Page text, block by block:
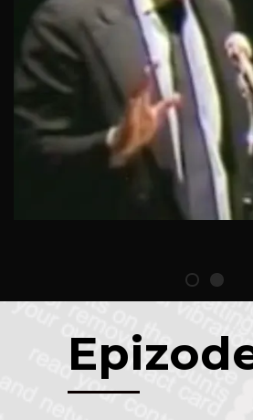
Nicholas Negroponte:
in 1984